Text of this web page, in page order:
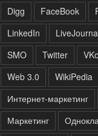
Digg FaceBook
LinkedIn
SMO
Twitter
Web 3.0
WikiPedia
Интернет-маркетинг
Маркетинг